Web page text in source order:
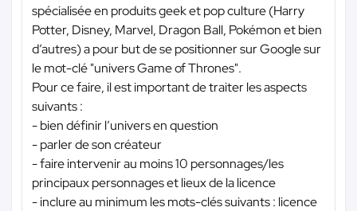
spécialisée en produits geek et pop culture (Harry
Potter, Disney, Marvel, Dragon Ball, Pokémon et bien
d’autres) a pour but de se positionner sur Google sur
le mot-clé "univers Game of Thrones".
Pour ce faire, il est important de traiter les aspects
suivants :
- bien définir l’univers en question
- parler de son créateur
- faire intervenir au moins 10 personnages/les
principaux personnages et lieux de la licence
- inclure au minimum les mots-clés suivants : licence